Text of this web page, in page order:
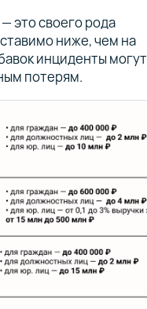
это своего рода
ниже, чем на
инциденты могут
потерям.